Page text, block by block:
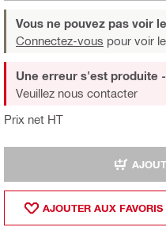
Vous ne pouvez pas voir
Connectez-vous pour voir
Prix net HT
Une erreur s'est produite
Veuillez nous contacter
AJOUTER AUX FAVORIS